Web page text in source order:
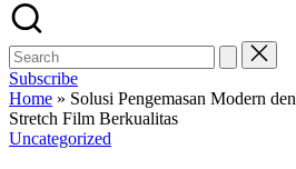
Subscribe
Home » Solusi Pengemasan Modern
Stretch Film Berkualitas
Posted
Uncategorized